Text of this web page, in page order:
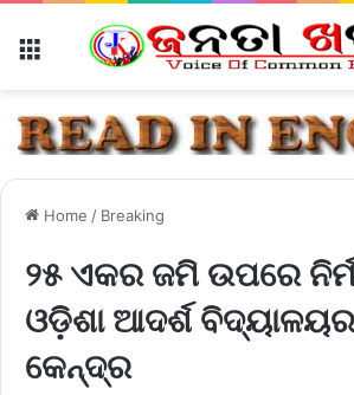
Home / Breaking
୨୫ ଏକର ଜମି ଉପରେ
ଓଡ଼ିଶା ଆଦର୍ଶ
କେନ୍ଦ୍ର